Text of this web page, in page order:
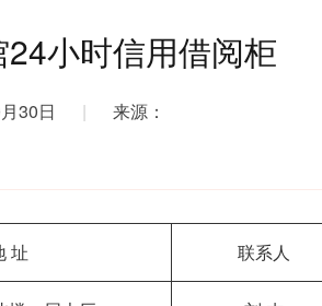
小时信用借阅柜
30日 | 来源：
址 联系人